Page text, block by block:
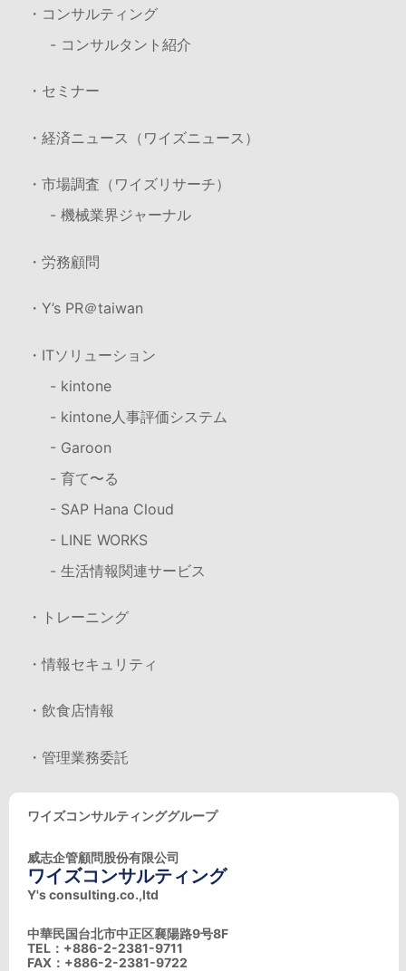
・コンサルティング
- コンサルタント紹介
・セミナー
・経済ニュース（ワイズニュース）
・市場調査（ワイズリサーチ）
- 機械業界ジャーナル
・労務顧問
・Y’s PR＠taiwan
・ITソリューション
- kintone
- kintone人事評価システム
- Garoon
- 育て〜る
- SAP Hana Cloud
- LINE WORKS
- 生活情報関連サービス
・トレーニング
・情報セキュリティ
・飲食店情報
・管理業務委託
ワイズコンサルティンググループ
威志企管顧問股份有限公司
ワイズコンサルティング
Y's consulting.co.,ltd
中華民国台北市中正区襄陽路9号8F
TEL：+886-2-2381-9711
FAX：+886-2-2381-9722